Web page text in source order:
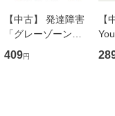
【中古】 発達障害
「グレーゾーン」
その正しい理解と
克服法 (SB新書 57
409円
【
のが